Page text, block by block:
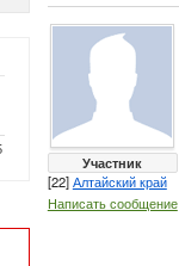
Участник
[22]Алтайский край
Написать сообщение